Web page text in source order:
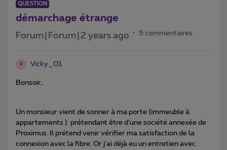
QUESTION
démarchage étrange
Forum|Forum|2 years ago 5 commentaires
V Vicky_01
Bonsoir,
Un monsieur vient de sonner à ma porte (immeuble à
appartements ) prétendant être d’une société annexée de
Proximus. Il prétend venir vérifier ma satisfaction de la
connexion avec la fibre. Or j’ai déjà eu un entretien avec